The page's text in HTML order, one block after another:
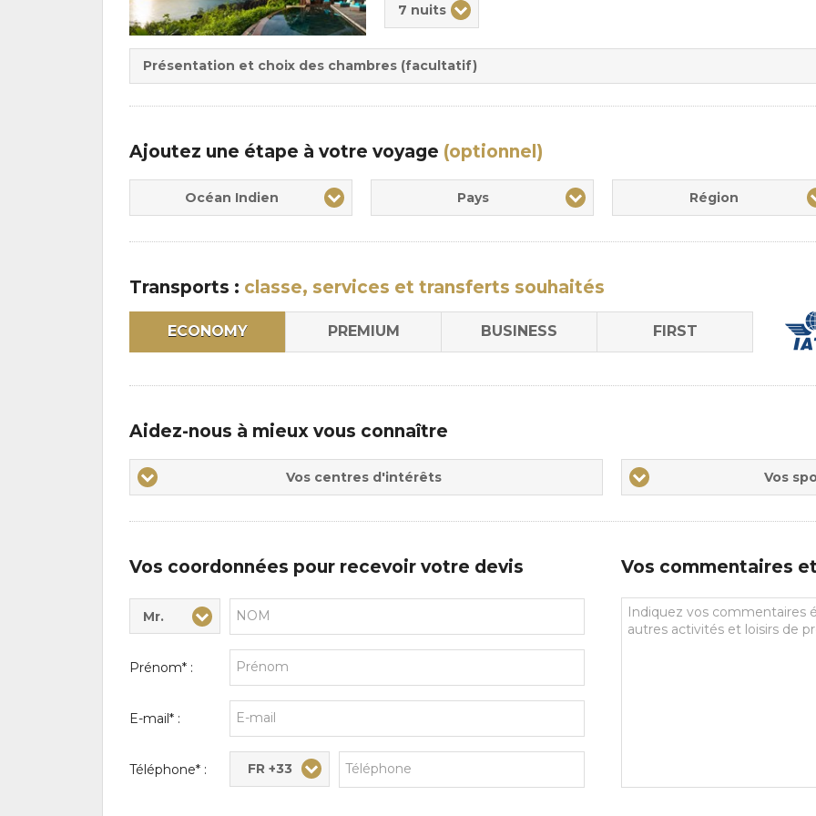
pension
:
:
7 nuits
Présentation et choix des chambres (facultatif)
Ajoutez une étape à votre voyage (optionnel)
Océan Indien Pays Région
Transports : classe, services et transferts souhaités
ECONOMY PREMIUM BUSINESS FIRST
Aidez-nous à mieux vous connaître
Vos
centres
Vos centres d'intérêts
Vos
sports
Vos
Vos coordonnées pour recevoir votre devis
Civilité* :
Mr.
Nom* :
Prénom* :
E-mail* :
Téléphone* : FR +33
Vos commentaires
Vos
commentaires